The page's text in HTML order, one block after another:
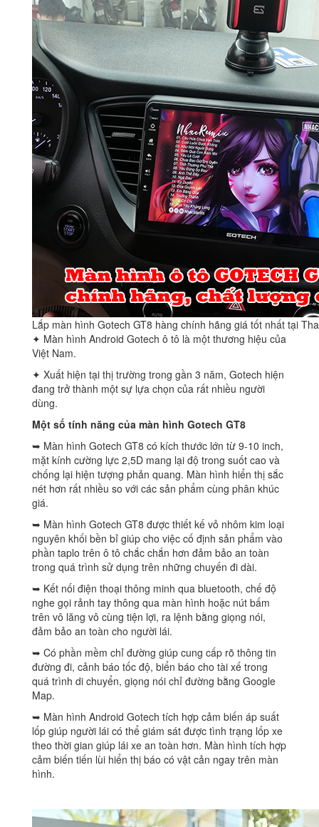
Lắp màn hình Gotech GT8 hàng chính hãng giá tốt nhất tại
✦ Màn hình Android Gotech ô tô là một thương hiệu của
Việt Nam.
✦ Xuất hiện tại thị trường trong gần 3 năm, Gotech hiện
đang trở thành một sự lựa chọn của rất nhiều người
dùng.
Một số tính năng của màn hình Gotech GT8
➥ Màn hình Gotech GT8 có kích thước lớn từ 9-10 inch,
mặt kính cường lực 2,5D mang lại độ trong suốt cao và
chống lại hiện tượng phản quang. Màn hình hiển thị sắc
nét hơn rất nhiều so với các sản phẩm cùng phân khúc
giá.
➥ Màn hình Gotech GT8 được thiết kế vỏ nhôm kim loại
nguyên khối bền bỉ giúp cho việc cố định sản phẩm vào
phần taplo trên ô tô chắc chắn hơn đảm bảo an toàn
trong quá trình sử dụng trên những chuyến đi dài.
➥ Kết nối điện thoại thông minh qua bluetooth, chế độ
nghe gọi rảnh tay thông qua màn hình hoặc nút bấm
trên vô lăng vô cùng tiện lợi, ra lệnh bằng giọng nói,
đảm bảo an toàn cho người lái.
➥ Có phần mềm chỉ đường giúp cung cấp rõ thông tin
đường đi, cảnh báo tốc độ, biển báo cho tài xế trong
quá trình di chuyển, giọng nói chỉ đường bằng Google
Map.
➥ Màn hình Android Gotech tích hợp cảm biến áp suất
lốp giúp người lái có thể giám sát được tình trạng lốp xe
theo thời gian giúp lái xe an toàn hơn. Màn hình tích hợp
cảm biến tiến lùi hiển thị báo có vật cản ngay trên màn
hình.